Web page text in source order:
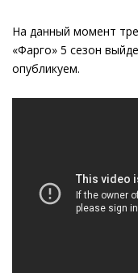
На данный момент
«Фарго» 5 сезон
опубликуем.